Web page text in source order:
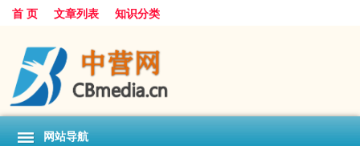
首 页 文章列表 知识分类
网站导航